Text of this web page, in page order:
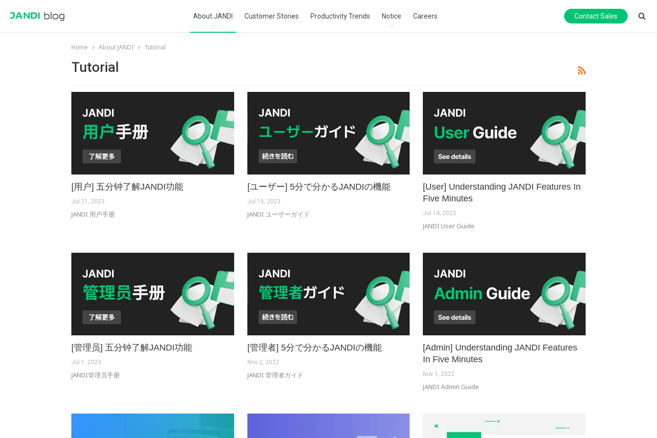
About JANDI Customer Stories Productivity Trends Notice Careers Contact Sales
Home About JANDI Tutorial
Tutorial
[用户] 五分钟了解JANDI功能
Jul 21, 2023
JANDI 用户手册
[ユーザー] 5分で分かるJANDIの機能
Jul 15, 2023
JANDI ユーザーガイド
[User] Understanding JANDI Features In
Five Minutes
Jul 14, 2023
JANDI User Guide
[管理员] 五分钟了解JANDI功能
Jul 1, 2023
JANDI管理员手册
[管理者] 5分で分かるJANDIの機能
Nov 2, 2022
JANDI 管理者ガイド
[Admin] Understanding JANDI Features
In Five Minutes
Nov 1, 2022
JANDI Admin Guide